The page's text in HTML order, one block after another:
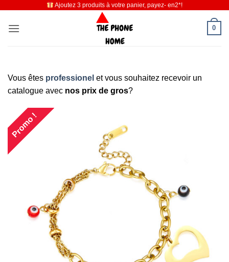
contenu
Ajoutez 3 produits à votre panier, payez- en2*!
0
Vous êtes professionel et vous souhaitez recevoir un
catalogue avec nos prix de gros?
Promo !